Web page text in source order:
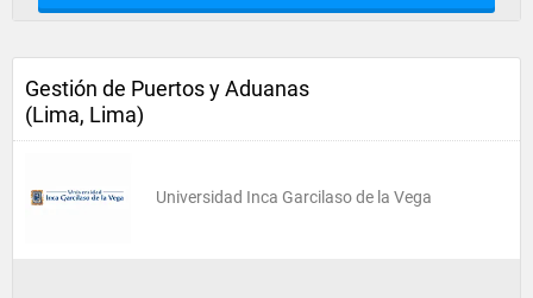
Gestión de Puertos y Aduanas
(Lima, Lima)
Universidad Inca Garcilaso de la Vega